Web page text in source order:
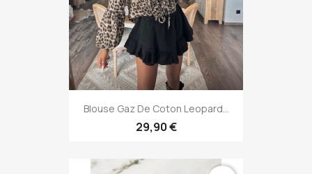
Blouse Gaz De Coton Leopard...
29,90 €